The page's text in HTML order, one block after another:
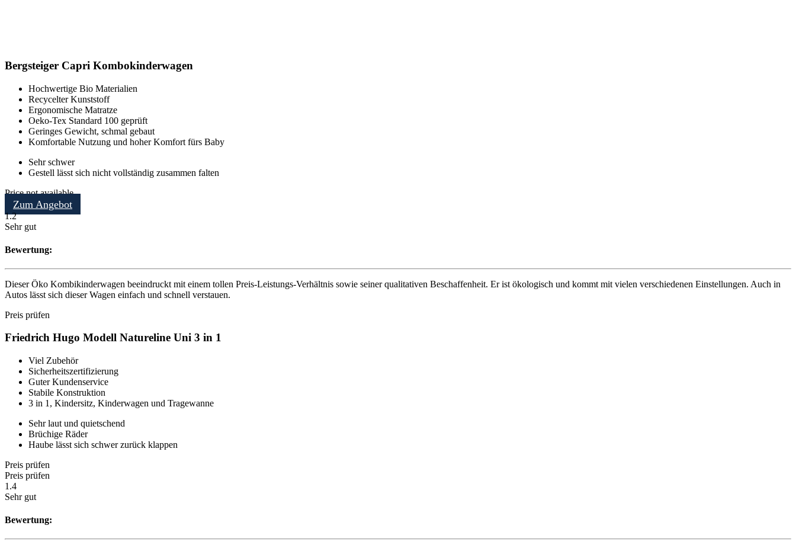
Bergsteiger Capri Kombokinderwagen
Hochwertige Bio Materialien
Recycelter Kunststoff
Ergonomische Matratze
Oeko-Tex Standard 100 geprüft
Geringes Gewicht, schmal gebaut
Komfortable Nutzung und hoher Komfort fürs Baby
Sehr schwer
Gestell lässt sich nicht vollständig zusammen falten
Price not available
Zum Angebot
1.2
Sehr gut
Bewertung:
Dieser Öko Kombikinderwagen beeindruckt mit einem tollen Preis-Leistungs-Verhältnis sowie seiner qualitativen Beschaffenheit. Er ist ökologisch und kommt mit vielen verschiedenen Einstellungen. Auch in
Autos lässt sich dieser Wagen einfach und schnell verstauen.
Preis prüfen
Friedrich Hugo Modell Natureline Uni 3 in 1
Viel Zubehör
Sicherheitszertifizierung
Guter Kundenservice
Stabile Konstruktion
3 in 1, Kindersitz, Kinderwagen und Tragewanne
Sehr laut und quietschend
Brüchige Räder
Haube lässt sich schwer zurück klappen
Preis prüfen
Preis prüfen
1.4
Sehr gut
Bewertung: